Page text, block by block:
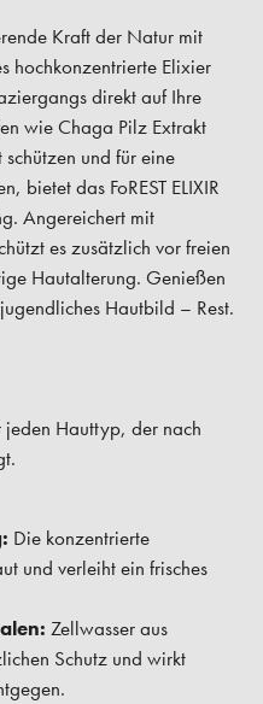
Kraft der Natur mit
hochkonzentrierte Elixier
direkt auf Ihre
wie Chaga Pilz Extrakt
und für eine
bietet das FoREST ELIXIR
Angereichert mit
es zusätzlich vor freien
Hautalterung. Genießen
Hautbild – Rest.
jeden Hauttyp, der nach
Die konzentrierte
und verleiht ein frisches
Zellwasser aus
Schutz und wirkt